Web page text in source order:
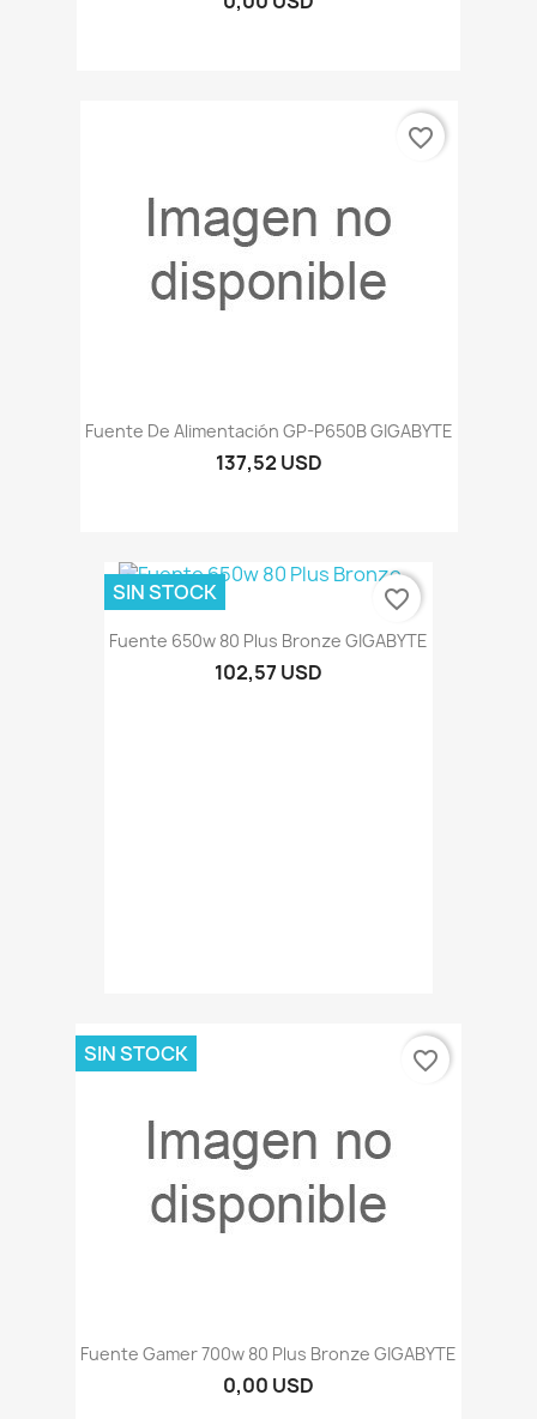
Fuente De Alimentación GP-P650B GIGABYTE
137,52 USD
favorite_border
Fuente 650w 80 Plus Bronze GIGABYTE
102,57 USD
SIN STOCK favorite_border
Fuente Gamer 700w 80 Plus Bronze GIGABYTE
0,00 USD
SIN STOCK favorite_border